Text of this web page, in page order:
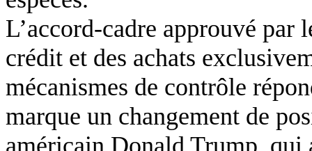
L’accord-cadre approuvé par
crédit et des achats
mécanismes de contrôle
marque un changement de
américain Donald Trump ,